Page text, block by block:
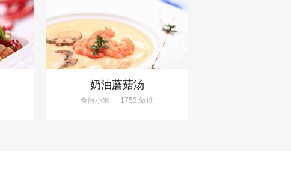
奶油蘑菇汤
食尚小米 1753 做过